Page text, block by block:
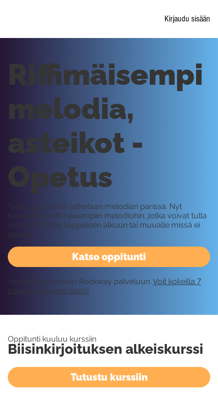
Kirjaudu sisään
Katso oppitunti
Riffimäisempi
melodia,
asteikot -
Opetus
Tällä oppitunnilla jatketaan melodian parissa. Nyt
tutustutaan riffimäisempiin melodiohin, jotka voivat tulla
esim. soittimilla kappaleen alkuun tai muualle missä ei
lauleta.
Vaatii kirjautumisen Rockway palveluun. Voit kokeilla 7
päivää ilmaiseksi tästä!
Oppitunti kuuluu kurssiin
Biisinkirjoituksen alkeiskurssi
Tutustu kurssiin